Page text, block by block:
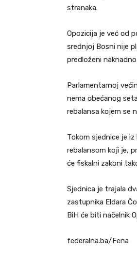
stranaka.
Opozicija je već od
srednjoj Bosni nije
predloženi
Parlamentarnoj
nema obećanog
rebalansa kojem se
Tokom sjednice je
rebalansom koji je,
će fiskalni zakoni
Sjednica je trajala
zastupnika Eldara
BiH će biti načelnik
federalna.ba/Fena